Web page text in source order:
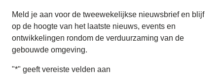
Meld je aan voor de tweewekelijkse nieuwsbrief en blijf
op de hoogte van het laatste nieuws, events en
ontwikkelingen rondom de verduurzaming van de
gebouwde omgeving.
"*" geeft vereiste velden aan